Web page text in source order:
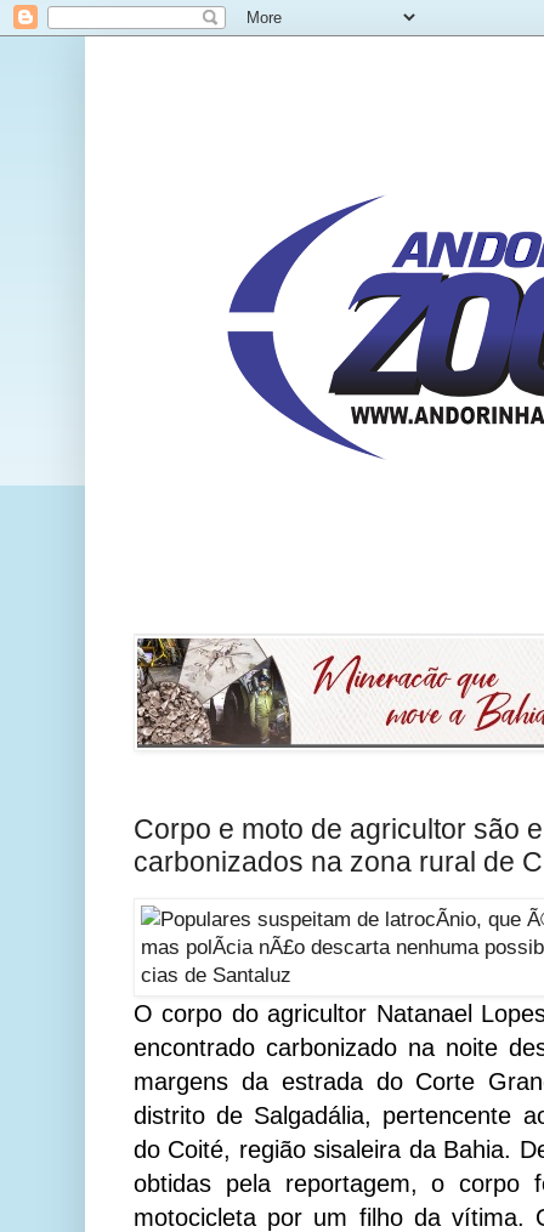
Corpo e moto de agricultor são
carbonizados na zona rural de
O corpo do agricultor Natanael
encontrado carbonizado na noite
margens da estrada do Corte
distrito de Salgadália, pertencente
do Coité, região sisaleira da Bahia.
obtidas pela reportagem, o corpo
motocicleta por um filho da vítima.